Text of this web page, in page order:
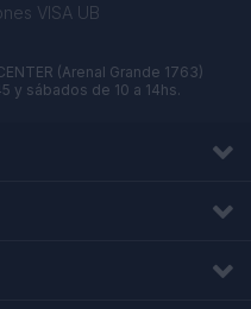
VISA UB
(Arenal Grande 1763)
y sábados de 10 a 14hs.